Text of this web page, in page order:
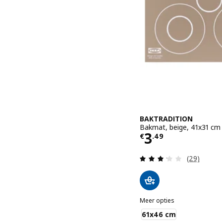
BAKTRADITION
Bakmat, beige, 41x31 cm
€3.49
Prijs € 3.49
(29)
Meer opties
BAKTRADITION
61x46 cm